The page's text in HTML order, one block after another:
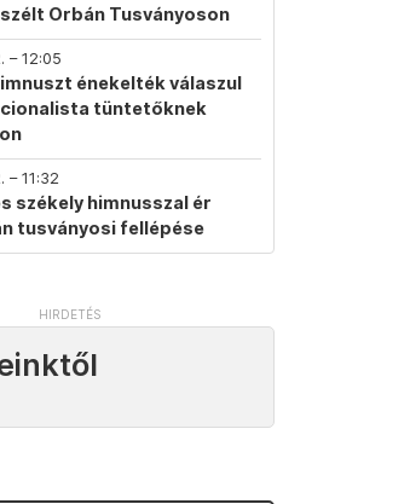
Orbán Tusványoson
– 12:05
énekelték válaszul
tüntetőknek
– 11:32
székely himnusszal ér
tusványosi fellépése